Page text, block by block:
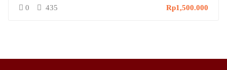
0 435 Rp1,500.000